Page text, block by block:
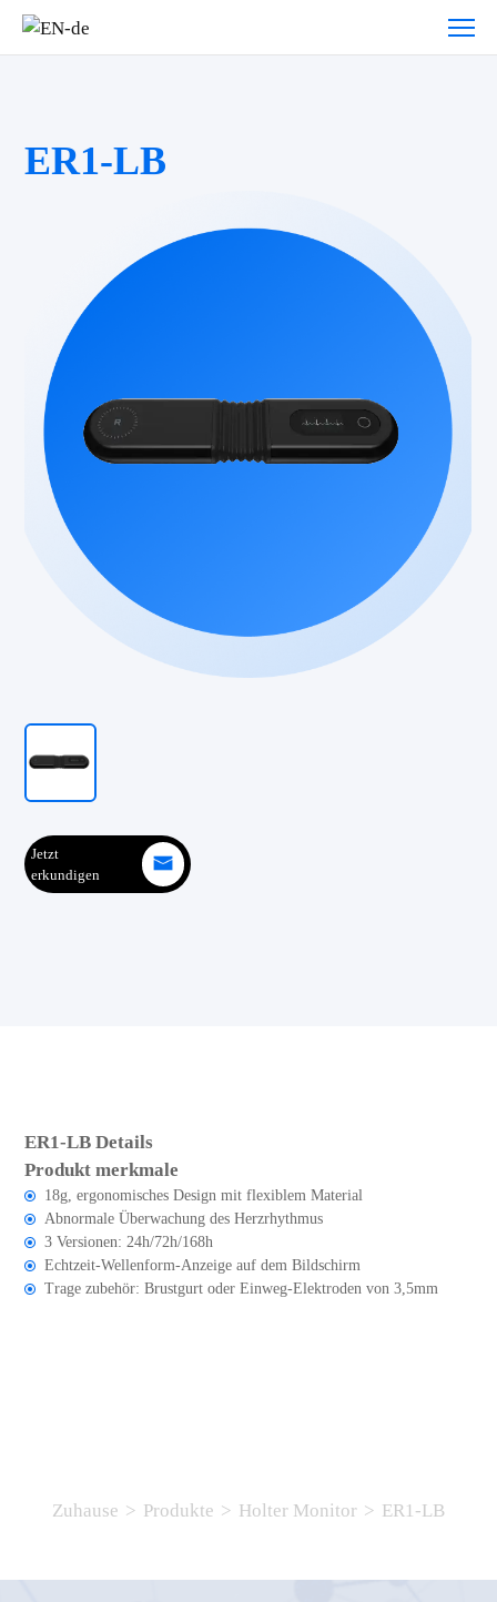
ER1-LB
Jetzt
erkundigen
ER1-LB Details
Produkt merkmale
18g, ergonomisches Design mit flexiblem Material
Abnormale Überwachung des Herzrhythmus
3 Versionen: 24h/72h/168h
Echtzeit-Wellenform-Anzeige auf dem Bildschirm
Trage zubehör: Brustgurt oder Einweg-Elektroden von 3,5mm
Zuhause > Produkte > Holter Monitor > ER1-LB